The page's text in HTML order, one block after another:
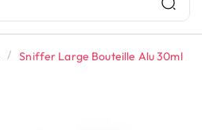
Sniffer Large Bouteille Alu 30ml